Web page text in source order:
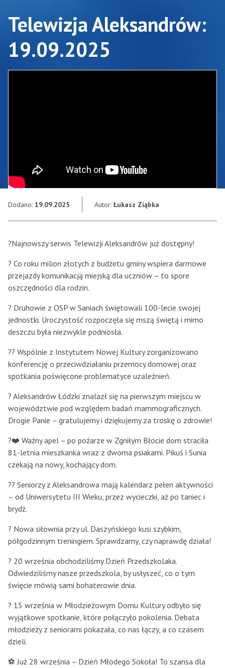
Telewizja Aleksandrów:
19.09.2025
Dodano: 19.09.2025 Autor: Łukasz Ziąbka
?Najnowszy serwis Telewizji Aleksandrów już dostępny!
? Co roku milion złotych z budżetu gminy wspiera darmowe
przejazdy komunikacją miejską dla uczniów – to spore
oszczędności dla rodzin.
? Druhowie z OSP w Saniach świętowali 100-lecie swojej
jednostki. Uroczystość rozpoczęła się mszą świętą i mimo
deszczu była niezwykle podniosła.
?‍? Wspólnie z Instytutem Nowej Kultury zorganizowano
konferencję o przeciwdziałaniu przemocy domowej oraz
spotkania poświęcone problematyce uzależnień.
? Aleksandrów Łódzki znalazł się na pierwszym miejscu w
województwie pod względem badań mammograficznych.
Drogie Panie – gratulujemy i dziękujemy za troskę o zdrowie!
?❤️ Ważny apel – po pożarze w Zgniłym Błocie dom straciła
81-letnia mieszkanka wraz z dwoma psiakami. Pikuś i Sunia
czekają na nowy, kochający dom.
?? Seniorzy z Aleksandrowa mają kalendarz pełen aktywności
– od Uniwersytetu III Wieku, przez wycieczki, aż po taniec i
brydż.
? Nowa siłownia przy ul. Daszyńskiego kusi szybkim,
półgodzinnym treningiem. Sprawdzamy, czy naprawdę działa!
? 20 września obchodziliśmy Dzień Przedszkolaka.
Odwiedziliśmy nasze przedszkola, by usłyszeć, co o tym
święcie mówią sami bohaterowie dnia.
? 15 września w Młodzieżowym Domu Kultury odbyło się
wyjątkowe spotkanie, które połączyło pokolenia. Debata
młodzieży z seniorami pokazała, co nas łączy, a co czasem
dzieli.
⚽ Już 28 września – Dzień Młodego Sokoła! To szansa dla